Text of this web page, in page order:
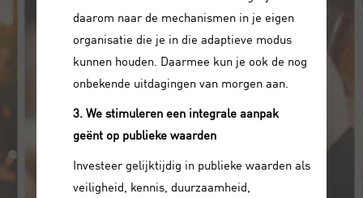
daarom naar de mechanismen in je eigen
organisatie die je in die adaptieve modus
kunnen houden. Daarmee kun je ook de nog
onbekende uitdagingen van morgen aan.
3. We stimuleren een integrale aanpak
geënt op publieke waarden
Investeer gelijktijdig in publieke waarden als
veiligheid, kennis, duurzaamheid,